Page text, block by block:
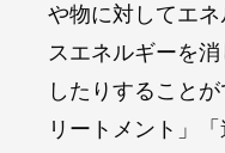
や物に対してエ
スエネルギーを
したりすること
リートメント」